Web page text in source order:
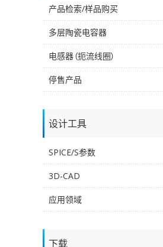
产品检索/样品购买
多层陶瓷电容器
电感器（扼流线圈）
停售产品
设计工具
SPICE/S参数
3D-CAD
应用领域
下载